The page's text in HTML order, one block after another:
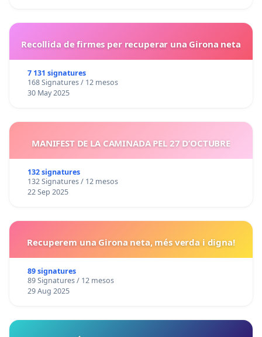
Recollida de firmes per recuperar una Girona neta
7 131 signatures
168 Signatures / 12 mesos
30 May 2025
MANIFEST DE LA CAMINADA PEL 27 D’OCTUBRE
132 signatures
132 Signatures / 12 mesos
22 Sep 2025
Recuperem una Girona neta, més verda i digna!
89 signatures
89 Signatures / 12 mesos
29 Aug 2025